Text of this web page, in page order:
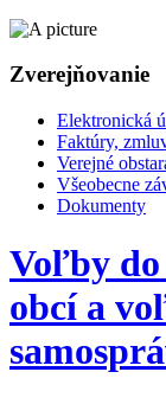
Zverejňovanie
Elektronická
Faktúry,
Verejné
Všeobecne
Dokumenty
Voľby do
obcí a